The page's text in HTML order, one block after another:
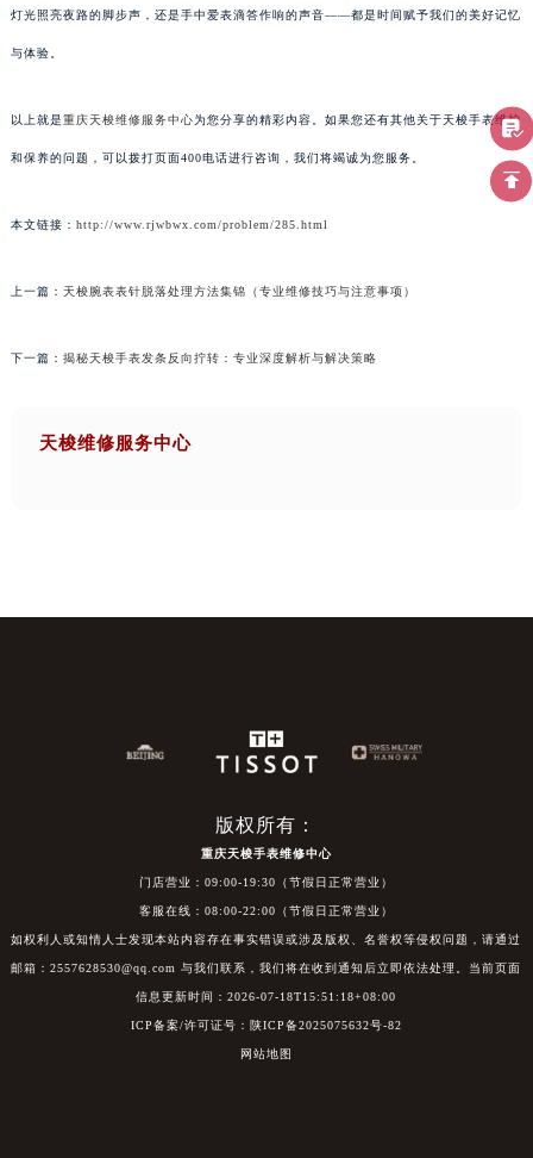
灯光照亮夜路的脚步声，还是手中爱表滴答作响的声音——都是时间赋予我们的美好记忆
与体验。
以上就是重庆天梭维修服务中心为您分享的精彩内容。如果您还有其他关于天梭手表维护
和保养的问题，可以拨打页面400电话进行咨询，我们将竭诚为您服务。
本文链接： http://www.rjwbwx.com/problem/285.html
上一篇： 天梭腕表表针脱落处理方法集锦（专业维修技巧与注意事项）
下一篇： 揭秘天梭手表发条反向拧转：专业深度解析与解决策略
天梭维修服务中心
版权所有：
重庆天梭手表维修中心
门店营业：09:00-19:30（节假日正常营业）
客服在线：08:00-22:00（节假日正常营业）
如权利人或知情人士发现本站内容存在事实错误或涉及版权、名誉权等侵权问题，请通过
邮箱：2557628530@qq.com 与我们联系，我们将在收到通知后立即依法处理。当前页面
信息更新时间：2026-07-18T15:51:18+08:00
ICP备案/许可证号：陕ICP备2025075632号-82
网站地图